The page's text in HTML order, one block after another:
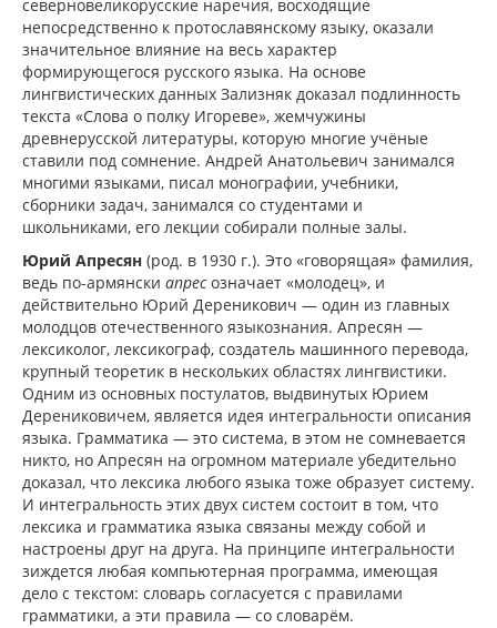
северновеликорусские наречия, восходящие
непосредственно к протославянскому языку, оказали
значительное влияние на весь характер
формирующегося русского языка. На основе
лингвистических данных Зализняк доказал подлинность
текста «Слова о полку Игореве», жемчужины
древнерусской литературы, которую многие учёные
ставили под сомнение. Андрей Анатольевич занимался
многими языками, писал монографии, учебники,
сборники задач, занимался со студентами и
школьниками, его лекции собирали полные залы.
Юрий Апресян (род. в 1930 г.). Это «говорящая» фамилия,
ведь по-армянски апресозначает «молодец», и
действительно Юрий Дереникович — один из главных
молодцов отечественного языкознания. Апресян —
лексиколог, лексикограф, создатель машинного перевода,
крупный теоретик в нескольких областях лингвистики.
Одним из основных постулатов, выдвинутых Юрием
Дерениковичем, является идея интегральности описания
языка. Грамматика — это система, в этом не сомневается
никто, но Апресян на огромном материале убедительно
доказал, что лексика любого языка тоже образует систему.
И интегральность этих двух систем состоит в том, что
лексика и грамматика языка связаны между собой и
настроены друг на друга. На принципе интегральности
зиждется любая компьютерная программа, имеющая
дело с текстом: словарь согласуется с правилами
грамматики, а эти правила — со словарём.